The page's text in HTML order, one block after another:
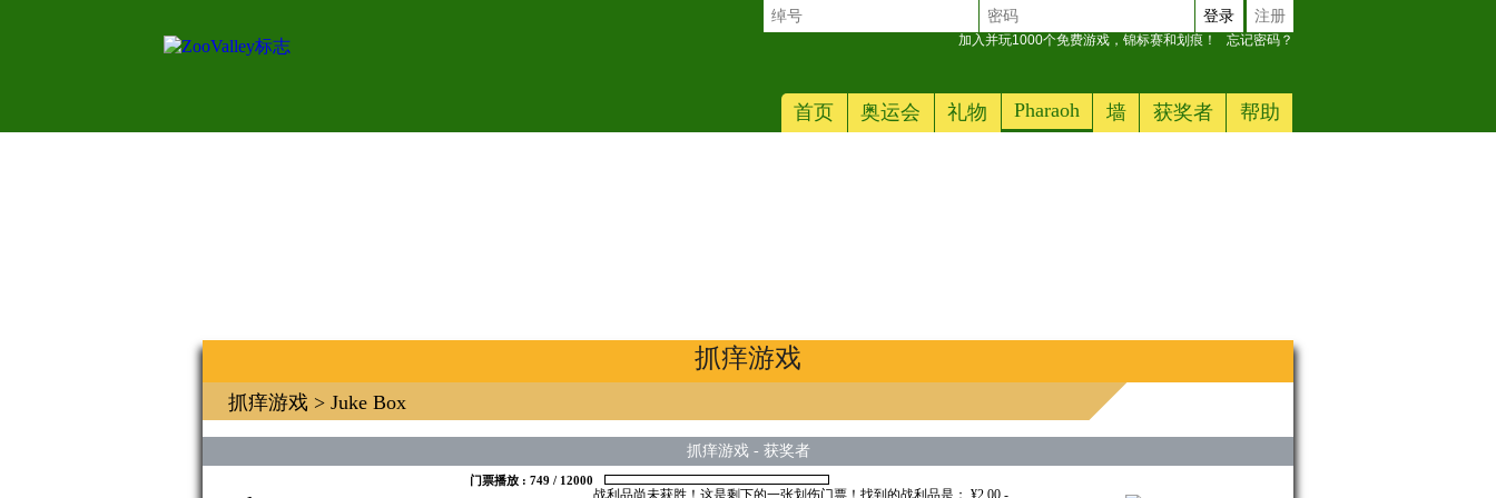
首页 奥运会 礼物 Pharaoh 墙 获奖者 帮助
登录 注册
加入并玩1000个免费游戏，锦标赛和划痕！ 忘记密码？
抓痒游戏
抓痒游戏 > Juke Box
抓痒游戏- 获奖者
门票播放 : 749 / 12000
战利品尚未获胜！这是剩下的一张划伤门票！找到的战利品是： ¥2.00 -